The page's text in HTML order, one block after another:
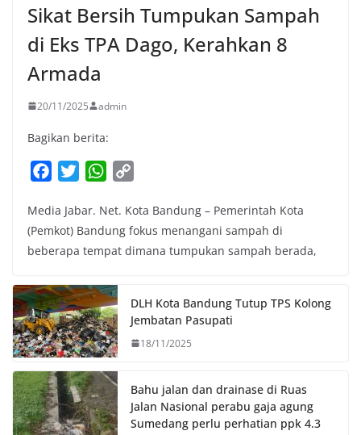
Sikat Bersih Tumpukan Sampah
di Eks TPA Dago, Kerahkan 8
Armada
20/11/2025 admin
Bagikan berita:
c
e
b
o
k
i
t
t
r
W
a
t
s
p
p
p
y
L
n
k
Media Jabar. Net. Kota Bandung – Pemerintah Kota
(Pemkot) Bandung fokus menangani sampah di
beberapa tempat dimana tumpukan sampah berada,
DLH Kota Bandung Tutup TPS Kolong
Jembatan Pasupati
18/11/2025
Bahu jalan dan drainase di Ruas
Jalan Nasional perabu gaja agung
Sumedang perlu perhatian ppk 4.3